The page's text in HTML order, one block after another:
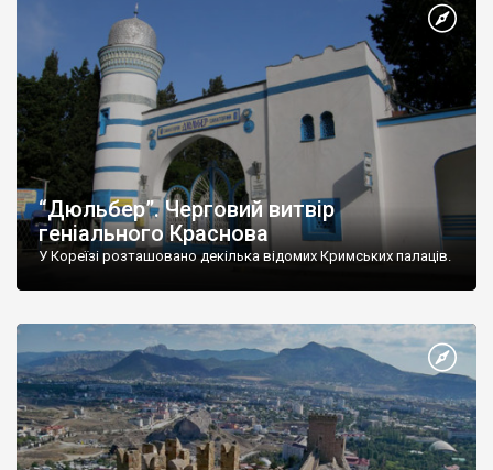
“Дюльбер”. Черговий витвір
геніального Краснова
У Кореїзі розташовано декілька відомих Кримських палаців.